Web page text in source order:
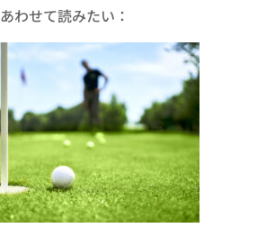
あわせて読みたい：